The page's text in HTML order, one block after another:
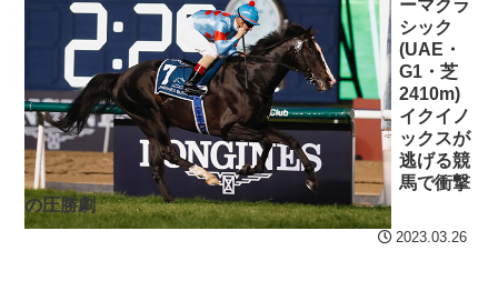
日本が北朝鮮に辛勝し二
次予選3連勝も、海外ファン
は采配に辛辣「おそろしい
内容の後半」「今日の森保
はチキン」
七ツ森りり ご令嬢と召使
いの禁断の恋…1日だけ許さ
海外「日本よ、お前がナ
ンバーワンだ」 熊本地震直
後の日本の対応のスピード
に世界が衝撃
【第7話予告】水10ドラ
マ『ラムネモンキー』 トレ
ンディなクリスマスイヴ
ーマクラ
シック
(UAE・
G1・芝
2410m)
イクイノ
ックスが
逃げる競
馬で衝撃
の圧勝劇
2023.03.26